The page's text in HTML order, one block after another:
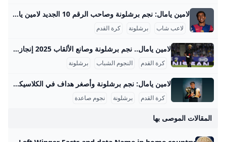
لامين يامال: نجم برشلونة وصاحب الرقم 10 الجديد لامين يامال هو واحد من ألمع النجوم الصاعدين في كرة القدم العالمية، ويلعب حاليًا في صفوف نادي برشلونة الإسباني. بدأ مسيرته الاحترافية مع الفريق الأول في موسم 2023-2024، ومنذ ذلك الحين أثبت نفسه كلاعب جناح موهوب بمهارات فنية عالية وقدرة كبيرة على صناعة الفرص وتسجيل الأهداف. خلال موسم 2023-2024، خاض 37 مباراة في الدوري الإسباني سجل خلالها 5 أهداف وقدم 10 تمريرات حاسمة، كما شارك في 10 مباريات أوروبية دون تسجيل، ليصل إجمالي مشاركاته ذلك الموسم إلى 50 مباراة مع تسجيل 7 أهداف في جميع البطولات.
لاعب شاب برشلونة كرة القدم
لامين يامال.. نجم برشلونة وصانع الألقاب 2025 إنجازات لامين يامال في موسم 2024-2025 قدم لامين يامال موسمًا استثنائيًا مع نادي برشلونة وحدد نفسه كنجم صاعد في الكرة العالمية. فقد اختير كأفضل لاعب في العالم للموسم 2024-2025 من قبل صحيفة ماركا الإسبانية، متفوقًا على نجوم كبار مثل عثمان ديمبيلي وفيتينيا وفينيسيوس جونيور، حيث حصل على 3310 نقطة في تصويت لجنة تحكيم دولية مكونة من 133 عضوًا من صحفيين ولاعبين ومدربين سابقين. سجّل يامال 18 هدفًا وقدم 25 تمريرة حاسمة في مختلف البطولات، منها 9 أهداف و15 تمريرة حاسمة في الدوري الإسباني، و5 أهداف و4 تمريرات في دوري أبطال أوروبا، بالإضافة إلى أهداف وتمريرات حاسمة في كأس الملك وكأس السوبر الإسباني.
كرة القدم النجوم الشباب برشلونة
لامين يامال: نجم برشلونة وأصغر هداف في الكلاسيكو 2024 لامين يامال هو لاعب كرة قدم إسباني ناشئ أذهل المشاهدين والأخصائيين في موسم 2023-2024 بعد سلسلة من الإنجازات والأرقام القياسية التي حطمها على المستويين المحلي والدولي. في هذا الموسم، شارك يامال في 64 مباراة سجل خلالها 10 أهداف وقدم 14 تمريرة حاسمة، مما يجعله واحداً من أهم لاعبي فريق برشلونة ومنتخب إسبانيا الشاب. تم تصعيده للفريق الأول في برشلونة تحت قيادة المدرب تشافي هيرنانديز في صيف 2023 ونجح بسرعة في حجز مكانه الأساسي بفضل مهاراته في المراوغة والتمريرات الحاسمة والأهداف الحاسمة.
كرة القدم برشلونة نجوم صاعدة
المقالات الموصى بها